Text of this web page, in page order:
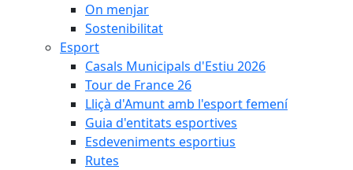
On menjar
Sostenibilitat
Esport
Casals Municipals d'Estiu 2026
Tour de France 26
Lliçà d'Amunt amb l'esport femení
Guia d'entitats esportives
Esdeveniments esportius
Rutes